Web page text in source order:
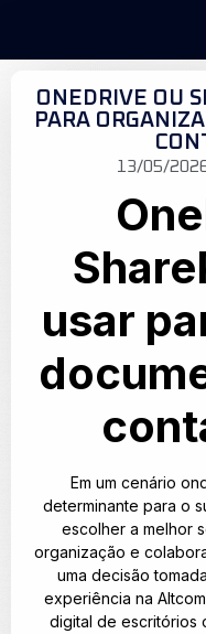
ONEDRIVE OU
PARA
13/05/
usar
Em um cenário
determinante para o
escolher a melhor
organização e
uma decisão
experiência na
digital de escritórios